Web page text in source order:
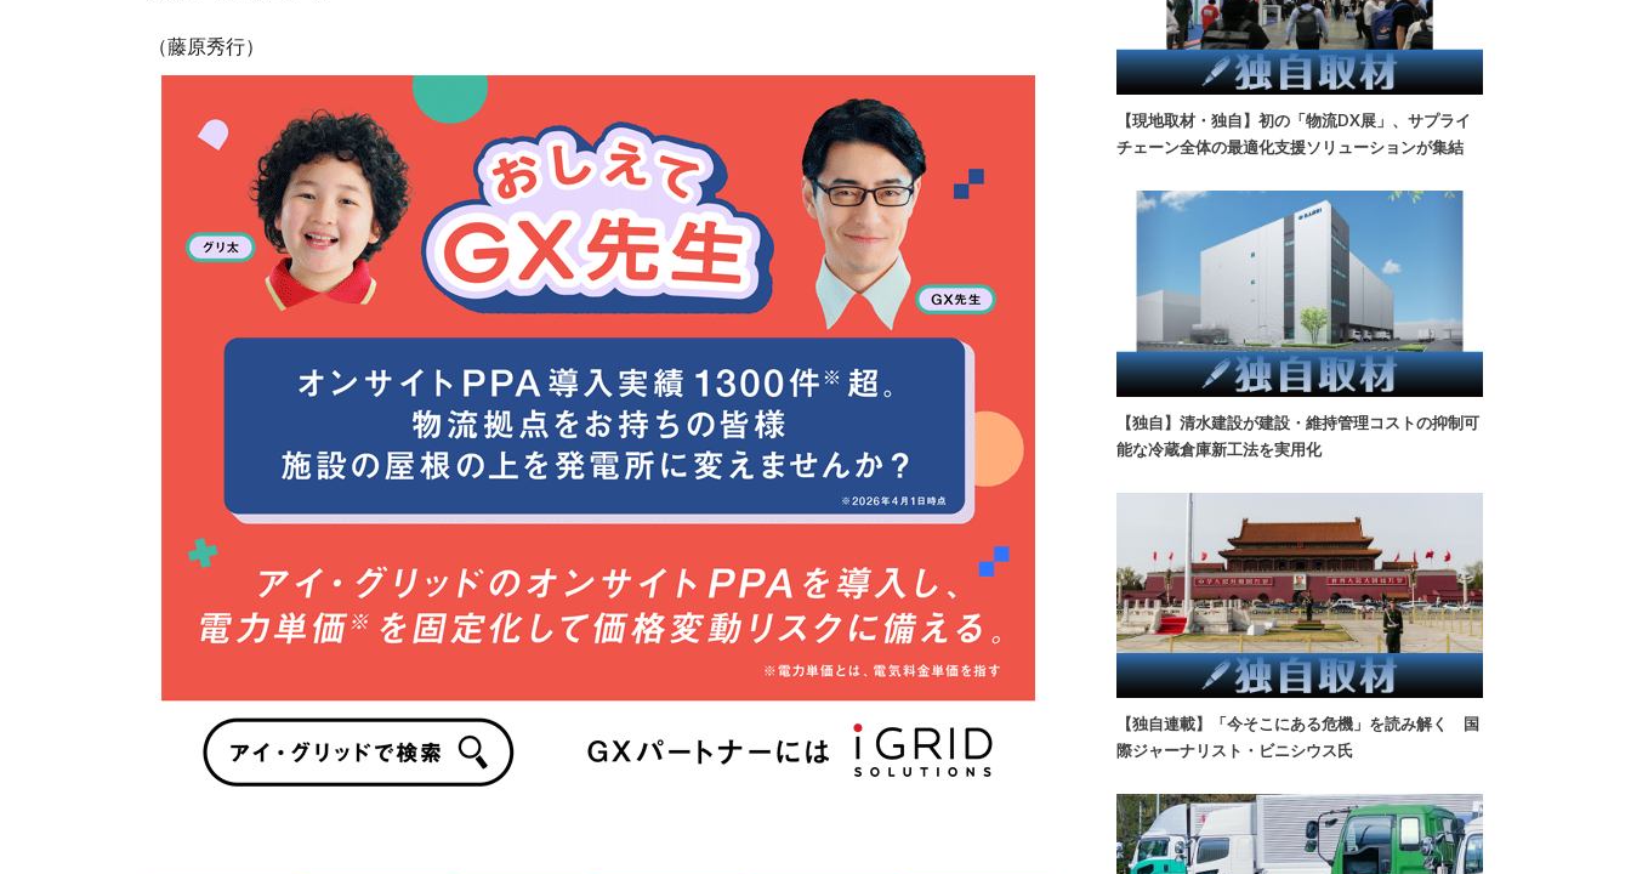
（藤原秀行）
【現地取材・独自】初の「物流DX展」、サプライ
チェーン全体の最適化支援ソリューションが集結
【独自】清水建設が建設・維持管理コストの抑制可
能な冷蔵倉庫新工法を実用化
【独自連載】「今そこにある危機」を読み解く 国
際ジャーナリスト・ビニシウス氏